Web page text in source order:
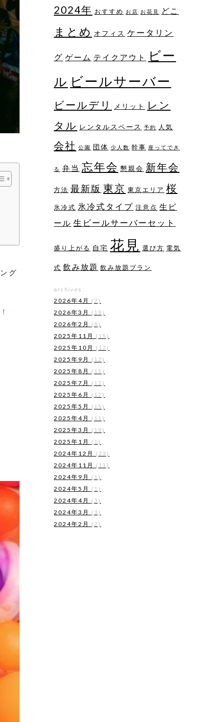
グ
2024年 おすすめ お店 お花見 どこ
まとめ オフィス ケータリン
グ ゲーム テイクアウト
ビー
ル ビールサーバー
ビールデリ メリット
レン
タル レンタルスペース 予約 人気
会社 公園 団体 少人数 幹事 座ってでき
る 弁当 忘年会 懇親会 新年会
方法 最新版 東京 東京エリア 桜
氷冷式 氷冷式タイプ 注意点 生ビ
ール 生ビールサーバーセット
盛り上がる 自宅 花見 選び方 電気
式 飲み放題 飲み放題プラン
archives:
2026年4月 (2)
2026年3月 (19)
2026年2月 (9)
2025年11月 (15)
2025年10月 (12)
2025年9月 (12)
2025年8月 (15)
2025年7月 (12)
2025年6月 (12)
2025年5月 (15)
2025年4月 (11)
2025年3月 (19)
2025年1月 (1)
2024年12月 (23)
2024年11月 (11)
2024年9月 (1)
2024年5月 (1)
2024年4月 (3)
2024年3月 (3)
2024年2月 (2)